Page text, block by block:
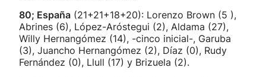
80; España (21+21+18+20): Lorenzo Brown (5 ),
Abrines (6), López-Aróstegui (2), Aldama (27),
Willy Hernangómez (14), -cinco inicial-, Garuba
(3), Juancho Hernangómez (2), Díaz (0), Rudy
Fernández (0), Llull (17) y Brizuela (2).